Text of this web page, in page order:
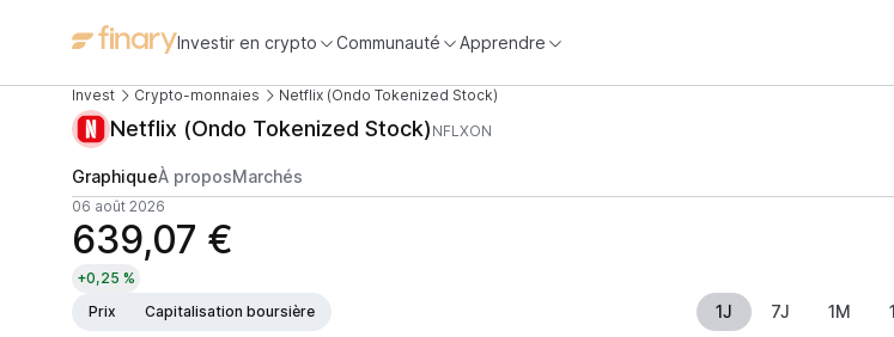
Investir en crypto Communauté Apprendre
Invest Crypto-monnaies Netflix (Ondo Tokenized Stock)
Netflix (Ondo Tokenized Stock) NFLXON
GraphiqueÀ proposMarchés
06 août 2026
639,07 €
+0,25 %
Prix
Capitalisation boursière 1J 7J 1M